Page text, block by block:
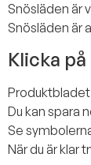
Snösläden är
Snösläden är
Klicka
Du kan spara
Se
När du är klar